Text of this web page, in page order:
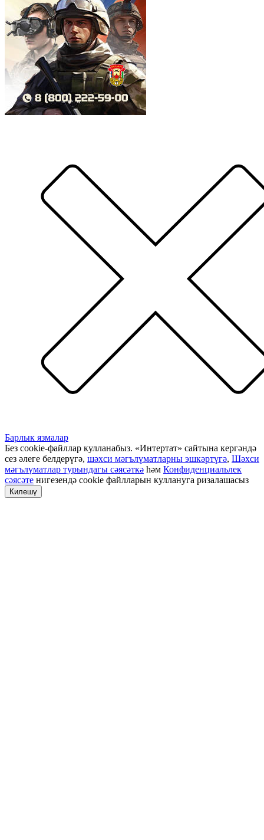
Барлык язмалар
Без cookie-файллар кулланабыз. «Интертат» сайтына кергәндә
сез әлеге белдерүгә, шәхси мәгълүматларны эшкәртүгә, Шәхси
мәгълүматлар турындагы сәясәткә һәм Конфиденциальлек
сәясәте нигезендә cookie файлларын куллануга ризалашасыз
Килешү